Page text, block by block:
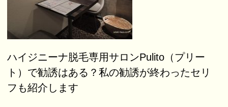
ハイジニーナ脱毛専用サロンPulito（プリー
ト）で勧誘はある？私の勧誘が終わったセリ
フも紹介します